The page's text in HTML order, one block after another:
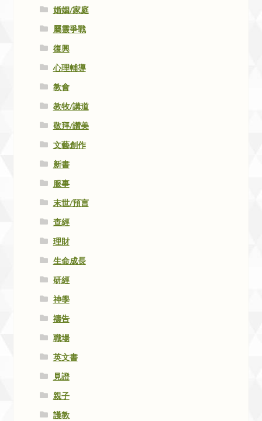
婚姻/家庭
屬靈爭戰
復興
心理輔導
教會
教牧/講道
敬拜/讚美
文藝創作
新書
服事
末世/預言
查經
理財
生命成長
研經
神學
禱告
職場
英文書
見證
親子
護教